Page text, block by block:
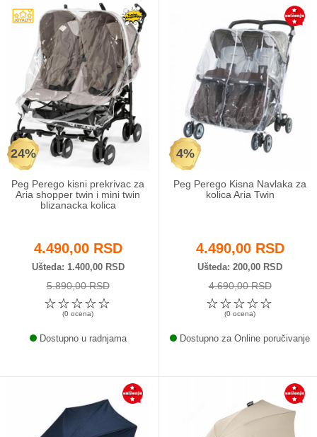
24%
Peg Perego kisni prekrivac za
Aria shopper twin i mini twin
blizanacka kolica
4.490,00 RSD
Ušteda 1.400,00 RSD
5.890,00 RSD
☆
☆
☆
☆
☆
(0 ocena)
Dostupno u radnjama
4%
Peg Perego Kisna Navlaka za
kolica Aria Twin
4.490,00 RSD
Ušteda 200,00 RSD
4.690,00 RSD
☆
☆
☆
☆
☆
(0 ocena)
Dostupno za Online poručivanje